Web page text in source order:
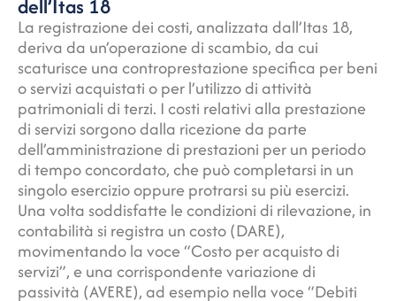
dell’Itas 18
La registrazione dei costi, analizzata dall’Itas 18,
deriva da un’operazione di scambio, da cui
scaturisce una controprestazione specifica per beni
o servizi acquistati o per l’utilizzo di attività
patrimoniali di terzi. I costi relativi alla prestazione
di servizi sorgono dalla ricezione da parte
dell’amministrazione di prestazioni per un periodo
di tempo concordato, che può completarsi in un
singolo esercizio oppure protrarsi su più esercizi.
Una volta soddisfatte le condizioni di rilevazione, in
contabilità si registra un costo (DARE),
movimentando la voce “Costo per acquisto di
servizi”, e una corrispondente variazione di
passività (AVERE), ad esempio nella voce “Debiti